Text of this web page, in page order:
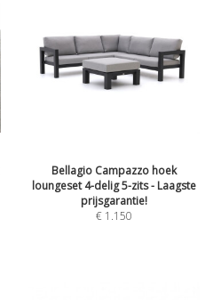
Bellagio Campazzo hoek
loungeset 4-delig 5-zits - Laagste
prijsgarantie!
€ 1.150